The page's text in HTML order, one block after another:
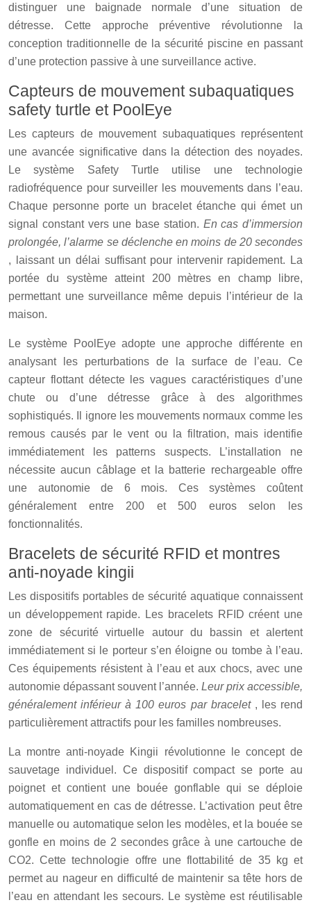
distinguer une baignade normale d’une situation de
détresse. Cette approche préventive révolutionne la
conception traditionnelle de la sécurité piscine en passant
d’une protection passive à une surveillance active.
Capteurs de mouvement subaquatiques
safety turtle et PoolEye
Les capteurs de mouvement subaquatiques représentent
une avancée significative dans la détection des noyades.
Le système Safety Turtle utilise une technologie
radiofréquence pour surveiller les mouvements dans l’eau.
Chaque personne porte un bracelet étanche qui émet un
signal constant vers une base station. En cas d’immersion
prolongée, l’alarme se déclenche en moins de 20 secondes
, laissant un délai suffisant pour intervenir rapidement. La
portée du système atteint 200 mètres en champ libre,
permettant une surveillance même depuis l’intérieur de la
maison.
Le système PoolEye adopte une approche différente en
analysant les perturbations de la surface de l’eau. Ce
capteur flottant détecte les vagues caractéristiques d’une
chute ou d’une détresse grâce à des algorithmes
sophistiqués. Il ignore les mouvements normaux comme les
remous causés par le vent ou la filtration, mais identifie
immédiatement les patterns suspects. L’installation ne
nécessite aucun câblage et la batterie rechargeable offre
une autonomie de 6 mois. Ces systèmes coûtent
généralement entre 200 et 500 euros selon les
fonctionnalités.
Bracelets de sécurité RFID et montres
anti-noyade kingii
Les dispositifs portables de sécurité aquatique connaissent
un développement rapide. Les bracelets RFID créent une
zone de sécurité virtuelle autour du bassin et alertent
immédiatement si le porteur s’en éloigne ou tombe à l’eau.
Ces équipements résistent à l’eau et aux chocs, avec une
autonomie dépassant souvent l’année. Leur prix accessible,
généralement inférieur à 100 euros par bracelet , les rend
particulièrement attractifs pour les familles nombreuses.
La montre anti-noyade Kingii révolutionne le concept de
sauvetage individuel. Ce dispositif compact se porte au
poignet et contient une bouée gonflable qui se déploie
automatiquement en cas de détresse. L’activation peut être
manuelle ou automatique selon les modèles, et la bouée se
gonfle en moins de 2 secondes grâce à une cartouche de
CO2. Cette technologie offre une flottabilité de 35 kg et
permet au nageur en difficulté de maintenir sa tête hors de
l’eau en attendant les secours. Le système est réutilisable